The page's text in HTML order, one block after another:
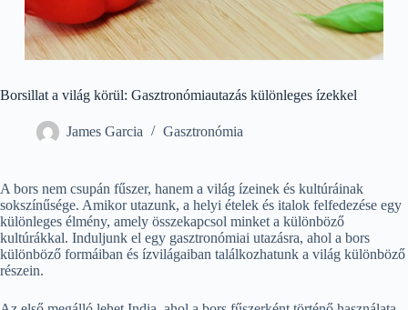
Borsillat a világ körül: Gasztronómiautazás különleges ízekkel
James Garcia Gasztronómia
A bors nem csupán fűszer, hanem a világ ízeinek és kultúráinak
sokszínűsége. Amikor utazunk, a helyi ételek és italok felfedezése egy
különleges élmény, amely összekapcsol minket a különböző
kultúrákkal. Induljunk el egy gasztronómiai utazásra, ahol a bors
különböző formáiban és ízvilágaiban találkozhatunk a világ különböző
részein.